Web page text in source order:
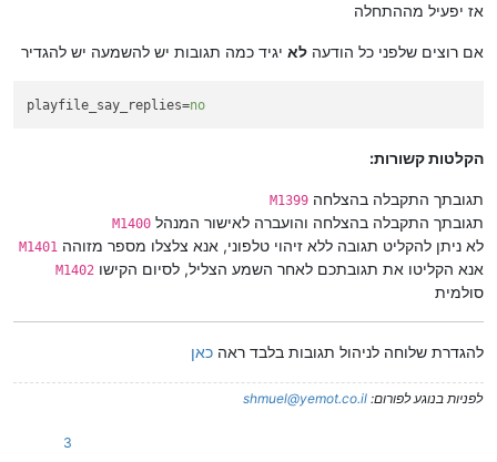
אז יפעיל מההתחלה
אם רוצים שלפני כל הודעה לא יגיד כמה תגובות יש להשמעה יש להגדיר
playfile_say_replies=no
הקלטות קשורות:
M1399 תגובתך התקבלה בהצלחה
M1400 תגובתך התקבלה בהצלחה והועברה לאישור המנהל
M1401 לא ניתן להקליט תגובה ללא זיהוי טלפוני, אנא צלצלו מספר מזוהה
M1402
סולמית
להגדרת שלוחה לניהול תגובות בלבד ראה כאן
לפניות בנוגע לפורום: shmuel@yemot.co.il
3